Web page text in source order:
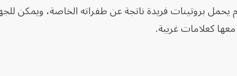
بروتينات فريدة ناتجة عن طفراته الخاصة، ويمكن
كعلامات غريبة.